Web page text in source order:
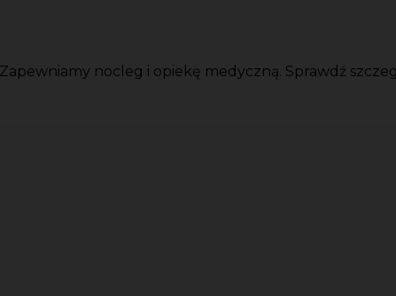
nocleg i opiekę medyczną. Sprawdź